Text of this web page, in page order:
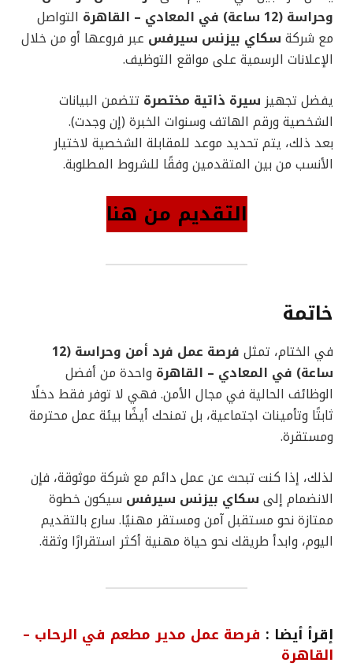
وحراسة (12 ساعة) في المعادي – القاهرة
التواصل
مع شركة سكاي بيزنس سيرفس عبر فروعها أو من خلال
الإعلانات الرسمية على مواقع التوظيف.
يفضل تجهيز سيرة ذاتية مختصرة تتضمن البيانات
الشخصية ورقم الهاتف وسنوات الخبرة (إن وجدت).
بعد ذلك، يتم تحديد موعد للمقابلة الشخصية لاختيار
الأنسب من بين المتقدمين وفقًا للشروط المطلوبة.
التقديم من هنا
خاتمة
في الختام، تمثل
فرصة عمل فرد أمن وحراسة (12
ساعة) في المعادي – القاهرة واحدة من أفضل
الوظائف الحالية في مجال الأمن. فهي لا توفر فقط دخلًا
ثابتًا وتأمينات اجتماعية، بل تمنحك أيضًا بيئة عمل محترمة
ومستقرة.
لذلك، إذا كنت تبحث عن عمل دائم مع شركة موثوقة، فإن
الانضمام إلى سكاي بيزنس سيرفس سيكون خطوة
ممتازة نحو مستقبل آمن ومستقر مهنيًا. سارع بالتقديم
اليوم، وابدأ طريقك نحو حياة مهنية أكثر استقرارًا وثقة.
إقرأ أيضا : فرصة عمل مدير مطعم في الرحاب –
القاهرة